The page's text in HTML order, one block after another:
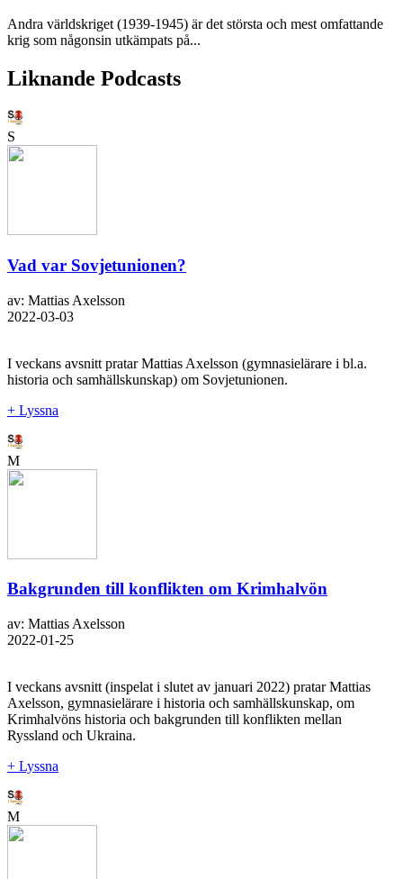
Andra världskriget (1939-1945) är det största och mest omfattande
krig som någonsin utkämpats på...
Liknande Podcasts
S
Vad var Sovjetunionen?
av: Mattias Axelsson
2022-03-03
I veckans avsnitt pratar Mattias Axelsson (gymnasielärare i bl.a.
historia och samhällskunskap) om Sovjetunionen.
+ Lyssna
M
Bakgrunden till konflikten om Krimhalvön
av: Mattias Axelsson
2022-01-25
I veckans avsnitt (inspelat i slutet av januari 2022) pratar Mattias
Axelsson, gymnasielärare i historia och samhällskunskap, om
Krimhalvöns historia och bakgrunden till konflikten mellan
Ryssland och Ukraina.
+ Lyssna
M